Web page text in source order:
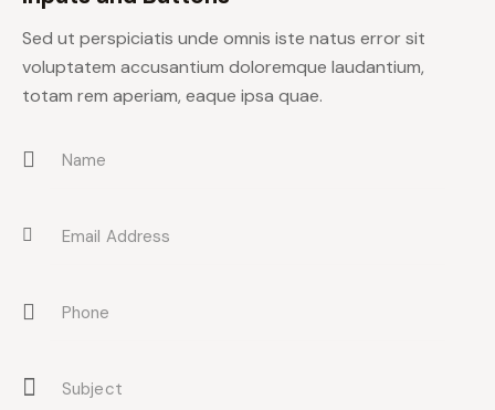
Sed ut perspiciatis unde omnis iste natus error sit
voluptatem accusantium doloremque laudantium,
totam rem aperiam, eaque ipsa quae.